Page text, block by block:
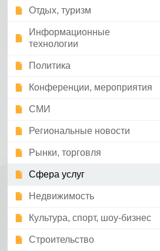
Отдых, туризм
Информационные
технологии
Политика
Конференции, мероприятия
СМИ
Региональные новости
Рынки, торговля
Сфера услуг
Недвижимость
Культура, спорт, шоу-бизнес
Строительство